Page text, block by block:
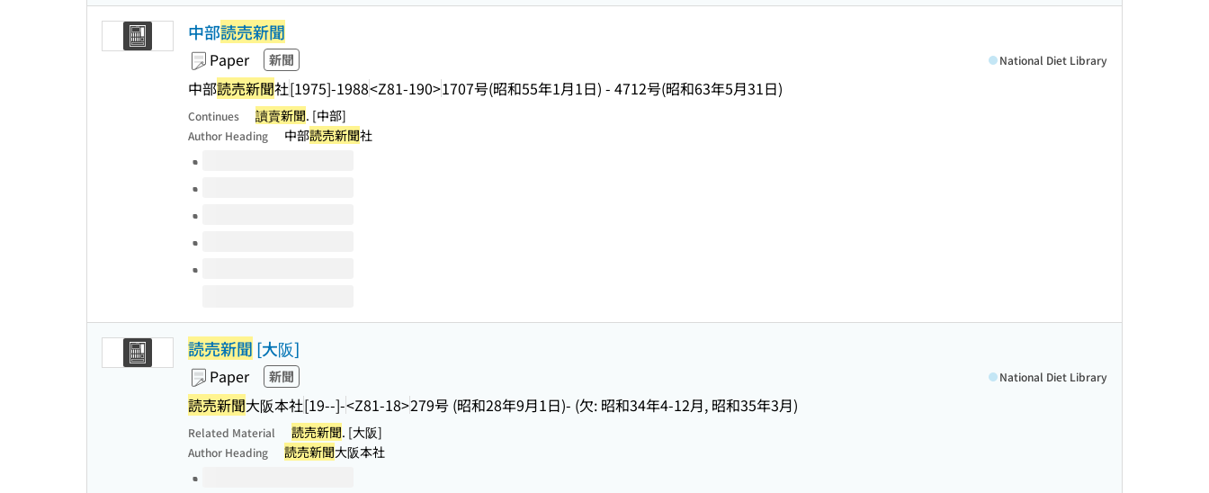
中部読売新聞
Paper 新聞
中部読売新聞社[1975]-1988<Z81-190>1707号(昭和55年1月1日) - 4712号(昭和63年5月31日)
National Diet Library
Continues 讀賣新聞. [中部]
Author Heading 中部読売新聞社
Volumes of this title
読売新聞 [大阪]
Paper 新聞
読売新聞大阪本社[19--]-<Z81-18>279号 (昭和28年9月1日)- (欠: 昭和34年4-12月, 昭和35年3月)
National Diet Library
Related Material 読売新聞. [大阪]
Author Heading 読売新聞大阪本社
Volumes of this title